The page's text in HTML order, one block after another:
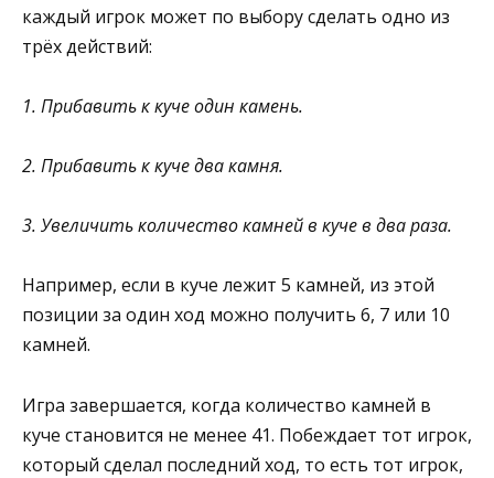
каждый игрок может по выбору сделать одно из
трёх действий:
1. Прибавить к куче один камень.
2. Прибавить к куче два камня.
3. Увеличить количество камней в куче в два раза.
Например, если в куче лежит 5 камней, из этой
позиции за один ход можно получить 6, 7 или 10
камней.
Игра завершается, когда количество камней в
куче становится не менее 41. Побеждает тот игрок,
который сделал последний ход, то есть тот игрок,